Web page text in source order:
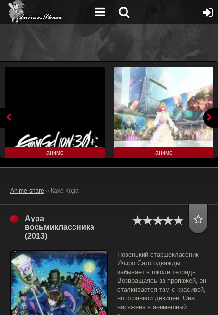
аниме аниме
Anime-share » Кахо Кода
Аура
восьмиклассника
(2013)
Новенький старшеклассник
Ичиро Сато однажды
забывает в школе тетрадь.
Возвращаясь за пропажей, он
сталкивается там с красивой,
но странной девицей. Она
наряжена в анимешный